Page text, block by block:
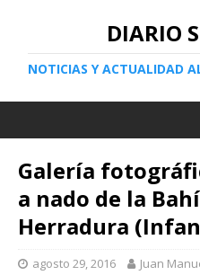
DIARIO
NOTICIAS Y ACTUALIDAD
Galería
a nado de la
Herradura
agosto 29, 2016 Juan